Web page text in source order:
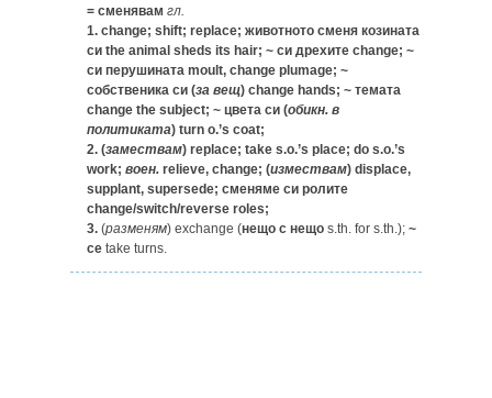
= сменявам гл.
1. change; shift; replace; животното сменя козината
си the animal sheds its hair; ~ си дрехите change; ~
си перушината moult, change plumage; ~
собственика си (за вещ) change hands; ~ темата
change the subject; ~ цвета си (обикн. в
политиката) turn o.’s coat;
2. (замествам) replace; take s.o.’s place; do s.o.’s
work; воен. relieve, change; (измествам) displace,
supplant, supersede; сменяме си ролите
change/switch/reverse roles;
3. (разменям) exchange (нещо с нещо s.th. for s.th.); ~
се take turns.